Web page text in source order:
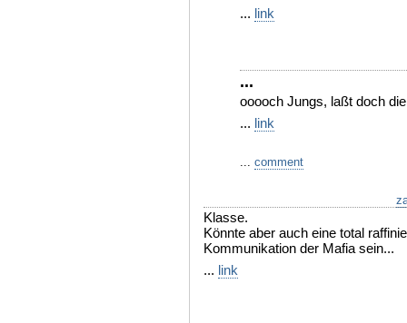
... link
...
ooooch Jungs, laßt doch
... link
... comment
Klasse.
Könnte aber auch eine total
Kommunikation der Mafia sein...
... link